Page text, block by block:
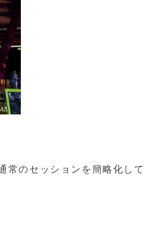
常のセッションを簡略化して